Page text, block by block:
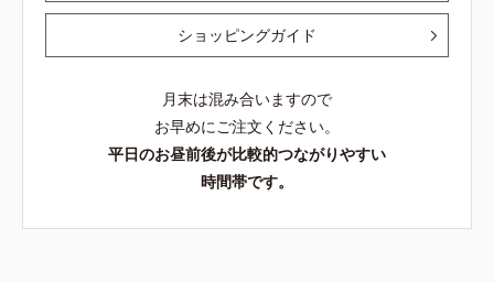
ショッピングガイド
月末は混み合いますので
お早めにご注文ください。
平日のお昼前後が比較的つながりやすい
時間帯です。